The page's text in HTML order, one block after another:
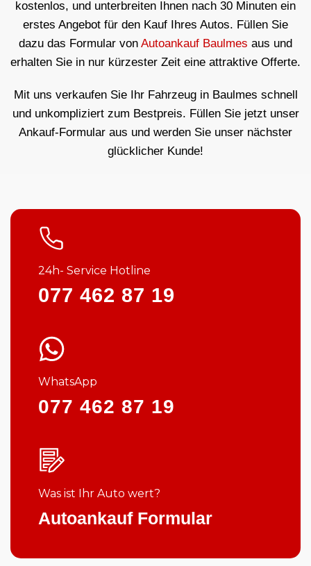
kostenlos, und unterbreiten Ihnen nach 30 Minuten ein
erstes Angebot für den Kauf Ihres Autos. Füllen Sie
dazu das Formular von Autoankauf Baulmes aus und
erhalten Sie in nur kürzester Zeit eine attraktive Offerte.
Mit uns verkaufen Sie Ihr Fahrzeug in Baulmes schnell
und unkompliziert zum Bestpreis. Füllen Sie jetzt unser
Ankauf-Formular aus und werden Sie unser nächster
glücklicher Kunde!
24h- Service Hotline
077 462 87 19
WhatsApp
077 462 87 19
Was ist Ihr Auto wert?
Autoankauf Formular